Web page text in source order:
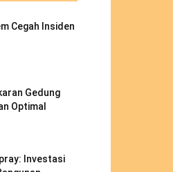
Cegah Insiden
Gedung
Optimal
Investasi